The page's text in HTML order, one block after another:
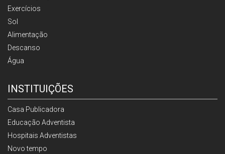
Exercícios
Sol
Alimentação
Descanso
Água
INSTITUIÇÕES
Casa Publicadora
Educação Adventista
Hospitais Adventistas
Novo tempo